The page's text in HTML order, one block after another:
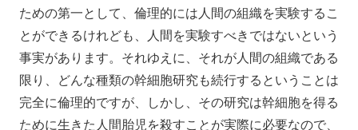
ための第一として、倫理的には人間の組織を実験するこ
とができるけれども、人間を実験すべきではないという
事実があります。それゆえに、それが人間の組織である
限り、どんな種類の幹細胞研究も続行するということは
完全に倫理的ですが、しかし、その研究は幹細胞を得る
ために生きた人間胎児を殺すことが実際に必要なので、